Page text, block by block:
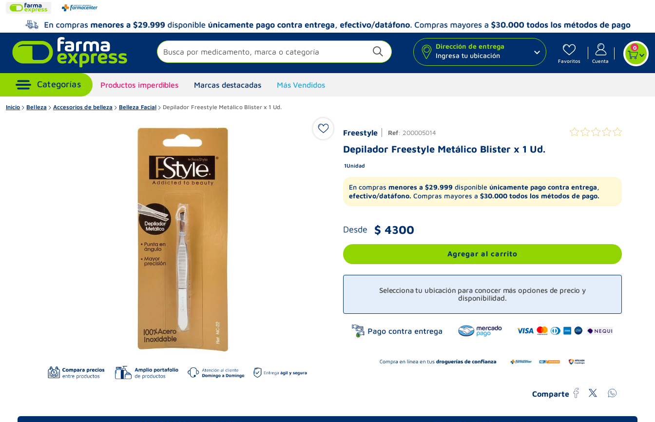
Busca por medicamento, marca o categoría
Dirección de entrega
Ingresa tu ubicación
Favoritos Cuenta
0
Productos imperdibles Marcas destacadas Más Vendidos
Inicio Belleza Accesorios de belleza Belleza Facial Depilador Freestyle Metálico Blister x 1 Ud.
Freestyle Ref: 200005014
Depilador Freestyle Metálico Blister x 1 Ud.
1Unidad
En compras menores a $29.999 disponible únicamente pago contra entrega,
efectivo/datáfono. Compras mayores a $30.000 todos los métodos de pago.
Desde $ 4300
Agregar al carrito
Selecciona tu ubicación para conocer más opciones de precio y
disponibilidad.
Comparte